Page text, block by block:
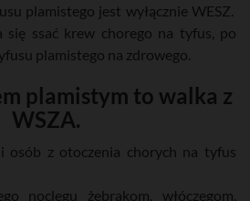
plamistego jest wyłącznie WESZ.
się ssać krew chorego na tyfus, po
plamistego na zdrowego.
plamistym to walka z
WSZA.
osób z otoczenia chorych na tyfus
noclegu żebrakom, włóczęgom,